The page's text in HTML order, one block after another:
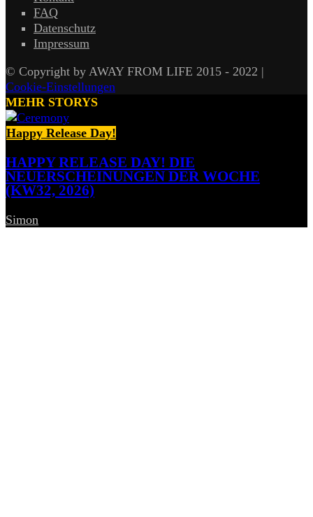
FAQ
Datenschutz
Impressum
© Copyright by AWAY FROM LIFE 2015 - 2022 |
Cookie-Einstellungen
MEHR STORYS
Happy Release Day!
HAPPY RELEASE DAY! DIE
NEUERSCHEINUNGEN DER WOCHE
(KW32, 2026)
Simon